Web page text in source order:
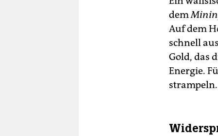
dem
Auf dem
schnell
Gold, das
Energie.
strampeln.